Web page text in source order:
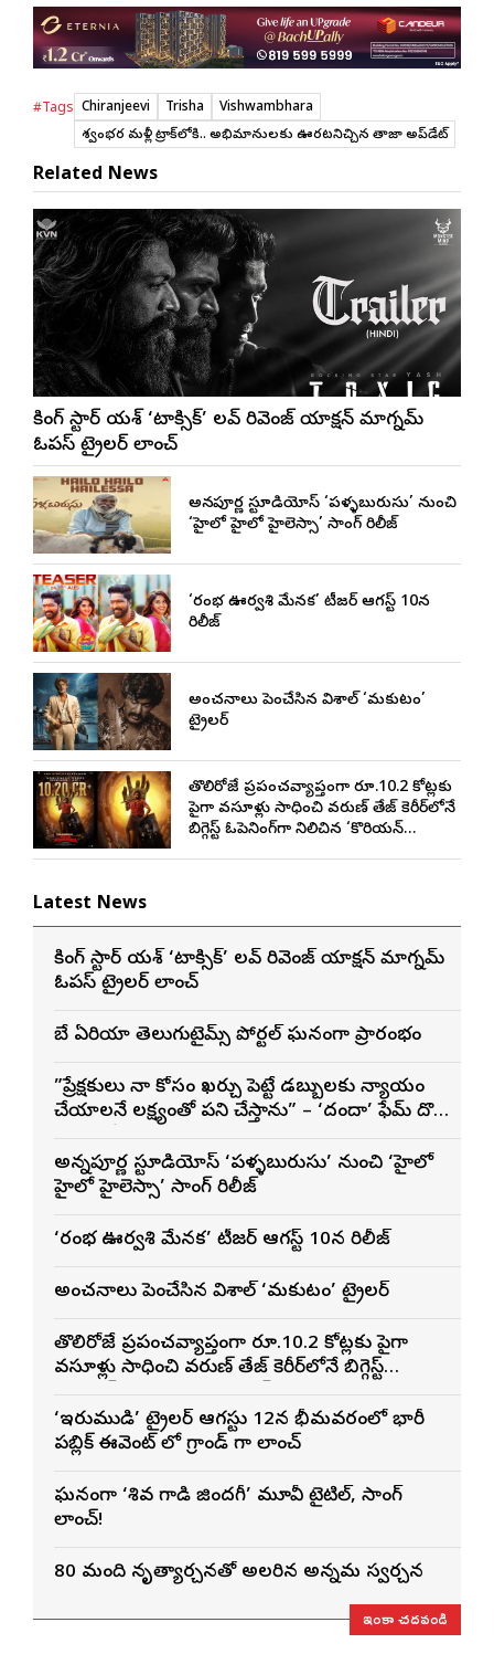
#Tags Chiranjeevi Trisha
Vishwambhara
విశ్వంభర మళ్లీ ట్రాక్‌లోకి.. అభిమానులకు ఊరటనిచ్చిన తాజా అప్‌డేట్
Related News
రాకింగ్ స్టార్ యశ్ ‘టాక్సిక్’ లవ్ రివెంజ్ యాక్షన్ మాగ్నమ్
ఓపస్‌ ట్రైలర్ లాంచ్
అన్నపూర్ణ స్టూడియోస్ ‘పళ్ళబురుసు’ నుంచి
‘హైలో హైలో హైలెస్సా’ సాంగ్ రిలీజ్
‘రంభ ఊర్వశి మేనక’ టీజర్ ఆగస్ట్ 10న
రిలీజ్
అంచనాలు పెంచేసిన విశాల్ ‘మకుటం’
ట్రైలర్
తొలిరోజే ప్రపంచవ్యాప్తంగా రూ.10.2 కోట్లకు
పైగా వసూళ్లు సాధించి వరుణ్ తేజ్ కెరీర్‌లోనే
బిగ్గెస్ట్ ఓపెనింగ్‌గా నిలిచిన ‘కొరియన్
Latest News
రాకింగ్ స్టార్ యశ్ ‘టాక్సిక్’ లవ్ రివెంజ్ యాక్షన్ మాగ్నమ్
ఓపస్‌ ట్రైలర్ లాంచ్
బే ఏరియా తెలుగుటైమ్స్ పోర్టల్ ఘనంగా ప్రారంభం
”ప్రేక్షకులు నా కోసం ఖర్చు పెట్టే డబ్బులకు న్యాయం
చేయాలనే లక్ష్యంతో పని చేస్తాను” – ‘దందా’ ఫేమ్ దొర
అన్నపూర్ణ స్టూడియోస్ ‘పళ్ళబురుసు’ నుంచి ‘హైలో
హైలో హైలెస్సా’ సాంగ్ రిలీజ్
‘రంభ ఊర్వశి మేనక’ టీజర్ ఆగస్ట్ 10న రిలీజ్
అంచనాలు పెంచేసిన విశాల్ ‘మకుటం’ ట్రైలర్
తొలిరోజే ప్రపంచవ్యాప్తంగా రూ.10.2 కోట్లకు పైగా
వసూళ్లు సాధించి వరుణ్ తేజ్ కెరీర్‌లోనే బిగ్గెస్ట్
‘ఇరుముడి’ ట్రైలర్ ఆగస్టు 12న భీమవరంలో భారీ
పబ్లిక్ ఈవెంట్ లో గ్రాండ్ గా లాంచ్
ఘనంగా ‘శివ గాడి జింద‌గీ’ మూవీ టైటిల్, సాంగ్
లాంచ్!
80 మంది నృత్యార్చనతో అలరారిన అన్నమ స్వరార్చన
ఇంకా చదవండి